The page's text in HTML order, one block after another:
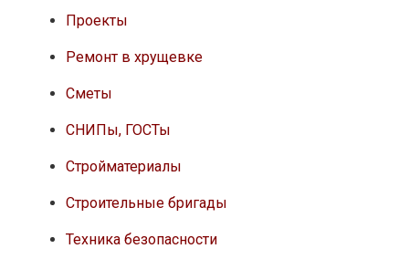
Проекты
Ремонт в хрущевке
Сметы
СНИПы, ГОСТы
Стройматериалы
Строительные бригады
Техника безопасности